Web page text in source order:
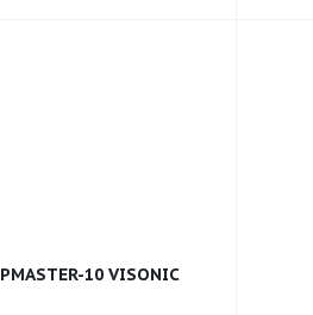
PMASTER-10 VISONIC